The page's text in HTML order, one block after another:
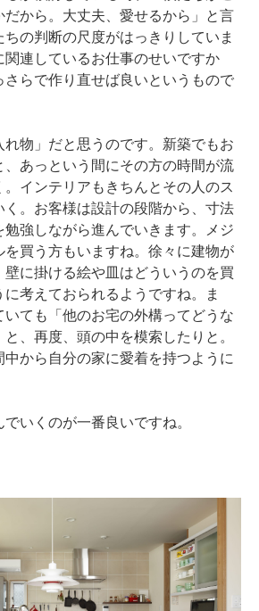
だから。大丈夫、愛せるから」と言
の判断の尺度がはっきりしていま
関連しているお仕事のせいですか
さらで作り直せば良いというもので
物」だと思うのです。新築でもお
、あっという間にその方の時間が流
インテリアもきちんとその人のス
く。お客様は設計の段階から、寸法
強しながら進んでいきます。メジ
を買う方もいますね。徐々に建物が
に掛ける絵や皿はどういうのを買
考えておられるようですね。ま
いても「他のお宅の外構ってどうな
、再度、頭の中を模索したりと。
から自分の家に愛着を持つように
いくのが一番良いですね。